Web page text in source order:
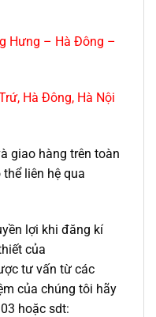
Hưng – Hà Đông –
Hà Đông, Hà Nội
giao hàng trên toàn
liên hệ qua
lợi khi đăng kí
của
tư vấn từ các
của chúng tôi hãy
hoặc sdt: